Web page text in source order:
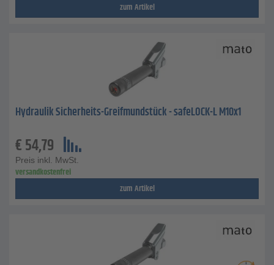
zum Artikel
Hydraulik Sicherheits-Greifmundstück - safeLOCK-L M10x1
€54,79
Preis inkl. MwSt.
versandkostenfrei
zum Artikel